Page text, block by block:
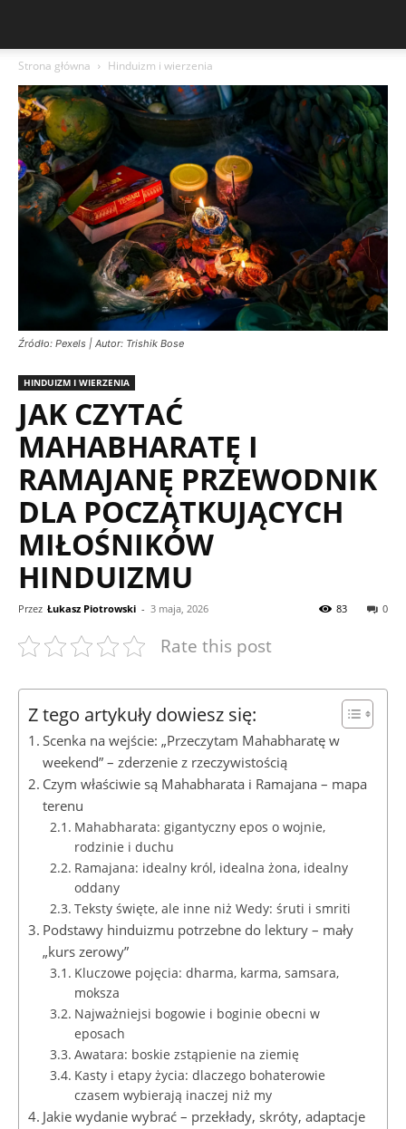
Strona główna Hinduizm i wierzenia
Źródło: Pexels | Autor: Trishik Bose
HINDUIZM I WIERZENIA
JAK CZYTAĆ
MAHABHARATĘ I
RAMAJANĘ PRZEWODNIK
DLA POCZĄTKUJĄCYCH
MIŁOŚNIKÓW
HINDUIZMU
Przez Łukasz Piotrowski - 3 maja, 2026 0
83
Rate this post
Z tego artykuły dowiesz się:
Scenka na wejście: „Przeczytam Mahabharatę w
weekend” – zderzenie z rzeczywistością
Czym właściwie są Mahabharata i Ramajana – mapa
terenu
Mahabharata: gigantyczny epos o wojnie,
rodzinie i duchu
Ramajana: idealny król, idealna żona, idealny
oddany
Teksty święte, ale inne niż Wedy: śruti i smriti
Podstawy hinduizmu potrzebne do lektury – mały
„kurs zerowy”
Kluczowe pojęcia: dharma, karma, samsara,
moksza
Najważniejsi bogowie i boginie obecni w
eposach
Awatara: boskie zstąpienie na ziemię
Kasty i etapy życia: dlaczego bohaterowie
czasem wybierają inaczej niż my
Jakie wydanie wybrać – przekłady, skróty, adaptacje